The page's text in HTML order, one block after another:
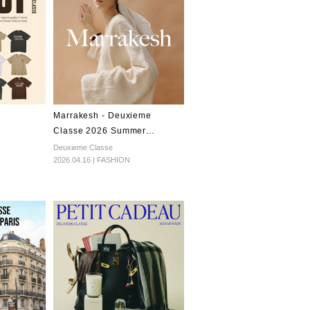
Marrakesh - Deuxieme
Classe 2026 Summer
Collection
Deuxieme Classe
2026.04.16 | FASHION